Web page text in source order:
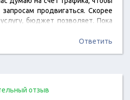
продвигаться. Скорее
бюджет позволяет. Пока
Ответить
отзыв